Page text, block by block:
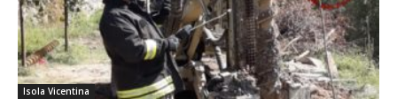
Isola Vicentina